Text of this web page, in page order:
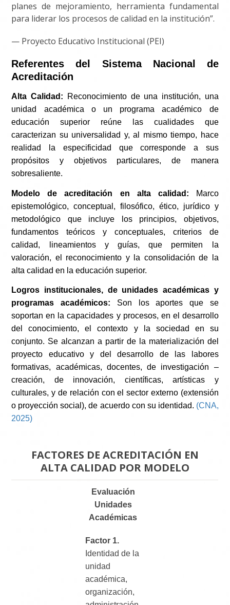
planes de mejoramiento, herramienta fundamental
para liderar los procesos de calidad en la institución”.
— Proyecto Educativo Institucional (PEI)
Referentes del Sistema Nacional de
Acreditación
Alta Calidad:
Reconocimiento de una institución, una
unidad académica o un programa académico de
educación superior reúne las cualidades que
caracterizan su universalidad y, al mismo tiempo, hace
realidad la especificidad que corresponde a sus
propósitos y objetivos particulares, de manera
sobresaliente.
Modelo de acreditación en alta calidad: Marco
epistemológico, conceptual, filosófico, ético, jurídico y
metodológico que incluye los principios, objetivos,
fundamentos teóricos y conceptuales, criterios de
calidad, lineamientos y guías, que permiten la
valoración, el reconocimiento y la consolidación de la
alta calidad en la educación superior.
Logros institucionales, de unidades académicas y
programas académicos: Son los aportes que se
soportan en la capacidades y procesos, en el desarrollo
del conocimiento, el contexto y la sociedad en su
conjunto. Se alcanzan a partir de la materialización del
proyecto educativo y del desarrollo de las labores
formativas, académicas, docentes, de investigación –
creación, de innovación, científicas, artísticas y
culturales, y de relación con el sector externo (extensión
o proyección social), de acuerdo con su identidad. (CNA,
2025)
FACTORES DE ACREDITACIÓN EN
ALTA CALIDAD POR MODELO
Evaluación
Unidades
Académicas
Factor 1.
Identidad de la
unidad
académica,
organización,